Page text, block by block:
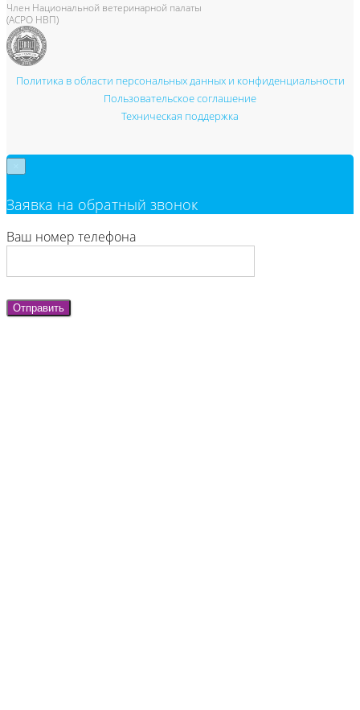
Член Национальной ветеринарной палаты
(АСРО НВП)
Политика в области персональных данных и конфиденциальности
Пользовательское соглашение
Техническая поддержка
Заявка на обратный звонок
Ваш номер телефона
Отправить